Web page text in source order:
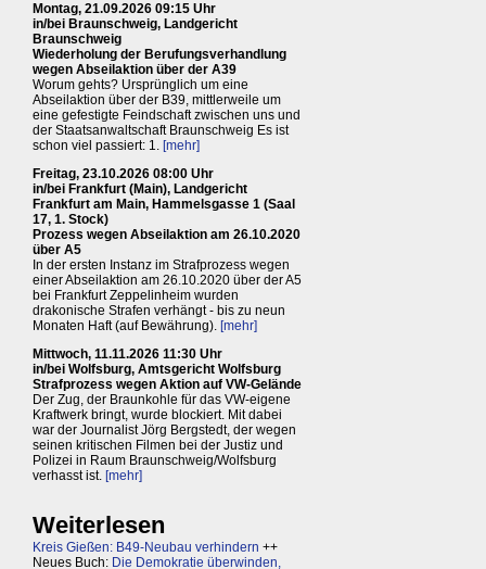
Montag, 21.09.2026 09:15 Uhr
in/bei Braunschweig, Landgericht
Braunschweig
Wiederholung der Berufungsverhandlung
wegen Abseilaktion über der A39
Worum gehts? Ursprünglich um eine
Abseilaktion über der B39, mittlerweile um
eine gefestigte Feindschaft zwischen uns und
der Staatsanwaltschaft Braunschweig Es ist
schon viel passiert: 1. [mehr]
Freitag, 23.10.2026 08:00 Uhr
in/bei Frankfurt (Main), Landgericht
Frankfurt am Main, Hammelsgasse 1 (Saal
17, 1. Stock)
Prozess wegen Abseilaktion am 26.10.2020
über A5
In der ersten Instanz im Strafprozess wegen
einer Abseilaktion am 26.10.2020 über der A5
bei Frankfurt Zeppelinheim wurden
drakonische Strafen verhängt - bis zu neun
Monaten Haft (auf Bewährung). [mehr]
Mittwoch, 11.11.2026 11:30 Uhr
in/bei Wolfsburg, Amtsgericht Wolfsburg
Strafprozess wegen Aktion auf VW-Gelände
Der Zug, der Braunkohle für das VW-eigene
Kraftwerk bringt, wurde blockiert. Mit dabei
war der Journalist Jörg Bergstedt, der wegen
seinen kritischen Filmen bei der Justiz und
Polizei in Raum Braunschweig/Wolfsburg
verhasst ist. [mehr]
Weiterlesen
Kreis Gießen: B49-Neubau verhindern ++
Neues Buch: Die Demokratie überwinden,